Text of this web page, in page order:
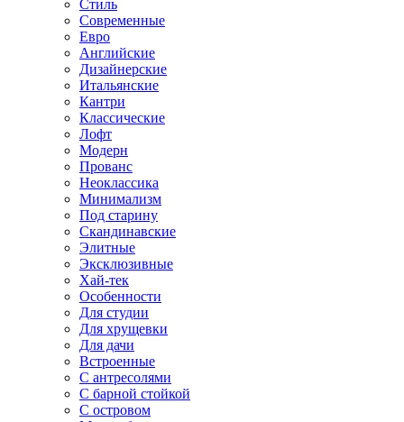
Стиль
Современные
Евро
Английские
Дизайнерские
Итальянские
Кантри
Классические
Лофт
Модерн
Прованс
Неоклассика
Минимализм
Под старину
Скандинавские
Элитные
Эксклюзивные
Хай-тек
Особенности
Для студии
Для хрущевки
Для дачи
Встроенные
С антресолями
С барной стойкой
С островом